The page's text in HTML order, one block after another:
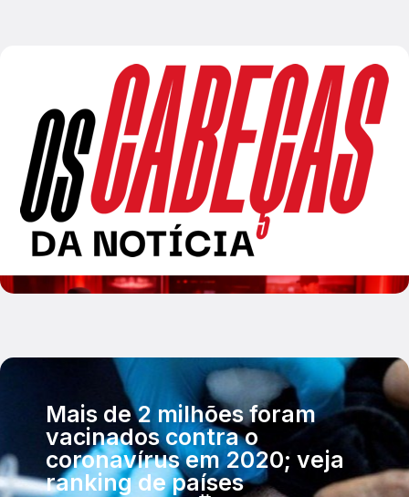
Mais de 2 milhões foram
vacinados contra o
coronavírus em 2020; veja
ranking de países